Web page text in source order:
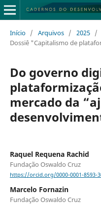
Início / Arquivos / 2025 /
Dossiê "Capitalismo de
Do governo
mercado da
Raquel Requena Rachid
Fundação Oswaldo Cruz
https://orcid.org/0000-0001-8593-
Marcelo Fornazin
Fundação Oswaldo Cruz